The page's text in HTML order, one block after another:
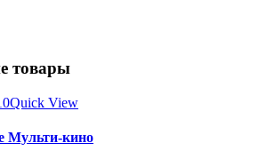
товары
Quick View
Мульти-кино